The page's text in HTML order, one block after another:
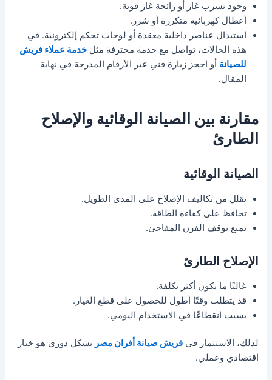
وجود تسرب غاز أو رائحة غاز قوية.
أعطال كهربائية متكررة أو شرر.
استبدال عناصر داخلية معقدة أو لوحات تحكم إلكترونية. في
هذه الحالات، تواصل مع خدمة محترفة مثلخدمة عملاء فريش
للصيانة أو احجز زيارة فني عبر الأرقام المدرجة في نهاية
المقال.
مقارنة بين الصيانة الوقائية والإصلاح
الطارئ
الصيانة الوقائية
تقلل من تكاليف الإصلاح على المدى الطويل.
تحافظ على كفاءة الطاقة.
تمنع توقف الفرن المفاجئ.
الإصلاح الطارئ
غالبًا ما يكون أكثر تكلفة.
قد يتطلب وقتًا أطول للحصول على قطع الغيار.
يسبب انقطاعًا في الاستخدام اليومي.
لذلك، الاستثمار فيفريش صيانة أفران مصر بشكل دوري هو خيار
اقتصادي وعملي.